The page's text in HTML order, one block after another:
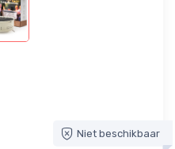
Niet beschikbaar